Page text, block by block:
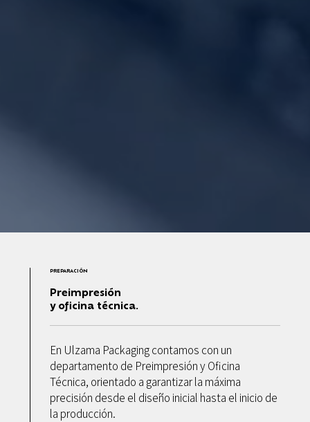
PREPARACIÓN
Preimpresión
y oficina técnica.
En Ulzama Packaging contamos con un
departamento de Preimpresión y Oficina
Técnica, orientado a garantizar la máxima
precisión desde el diseño inicial hasta el inicio de
la producción.